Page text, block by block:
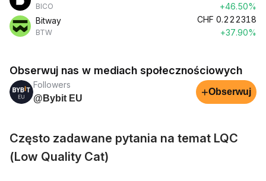
BICO
+46.50%
Bitway
BTW
CHF 0.222318
+37.90%
Obserwuj nas w mediach społecznościowych
Followers
@Bybit EU
+Obserwuj
Często zadawane pytania na temat LQC
(Low Quality Cat)